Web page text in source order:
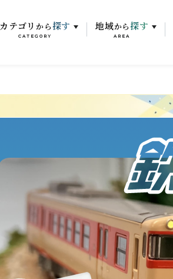
カテゴリ から 探す
CATEGORY
地域から 探す
AREA